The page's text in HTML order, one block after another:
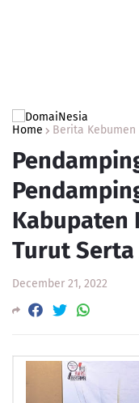
Home Berita Kebumen
Kabupaten
Turut Serta
December 21, 2022